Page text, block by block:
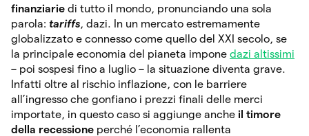
finanziarie di tutto il mondo, pronunciando una sola
parola: tariffs, dazi. In un mercato estremamente
globalizzato e connesso come quello del XXI secolo, se
la principale economia del pianeta impone dazi altissimi
– poi sospesi fino a luglio – la situazione diventa grave.
Infatti oltre al rischio inflazione, con le barriere
all’ingresso che gonfiano i prezzi finali delle merci
importate, in questo caso si aggiunge anche il timore
della recessione perché l’economia rallenta